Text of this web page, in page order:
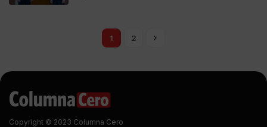
1 2
Copyright © 2023 Columna Cero